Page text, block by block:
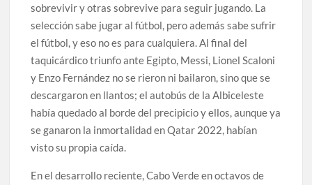
sobrevivir y otras sobrevive para seguir jugando. La
selección sabe jugar al fútbol, pero además sabe sufrir
el fútbol, y eso no es para cualquiera. Al final del
taquicárdico triunfo ante Egipto, Messi, Lionel Scaloni
y Enzo Fernández no se rieron ni bailaron, sino que se
descargaron en llantos; el autobús de la Albiceleste
había quedado al borde del precipicio y ellos, aunque ya
se ganaron la inmortalidad en Qatar 2022, habían
visto su propia caída.
En el desarrollo reciente, Cabo Verde en octavos de